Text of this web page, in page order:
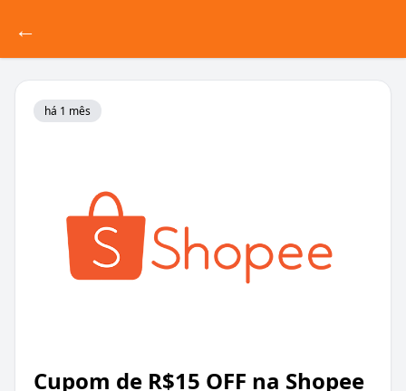
←
há 1 mês
Cupom de R$15 OFF na Shopee